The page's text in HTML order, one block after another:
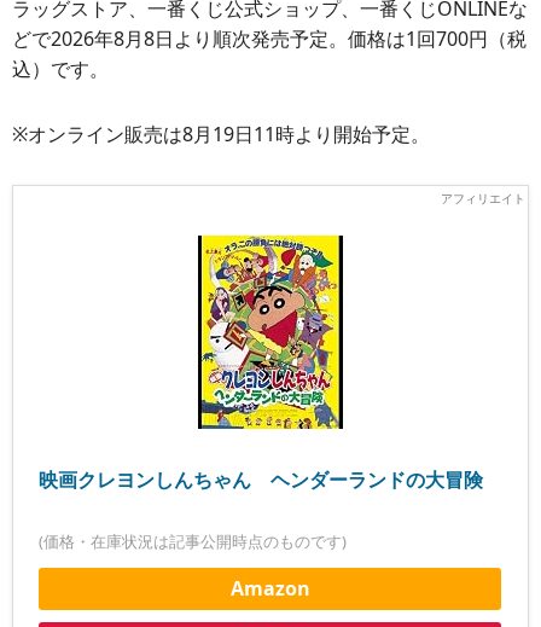
ラッグストア、一番くじ公式ショップ、一番くじONLINEな
どで2026年8月8日より順次発売予定。価格は1回700円（税
込）です。
※オンライン販売は8月19日11時より開始予定。
映画クレヨンしんちゃん ヘンダーランドの大冒険
(価格・在庫状況は記事公開時点のものです)
Amazon